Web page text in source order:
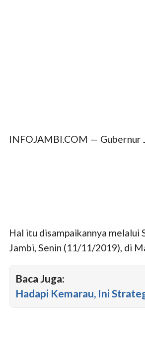
INFOJAMBI.COM — Gubernur
Hal itu disampaikannya melalui
Jambi, Senin (11/11/2019), di
Baca Juga:
Hadapi Kemarau, Ini